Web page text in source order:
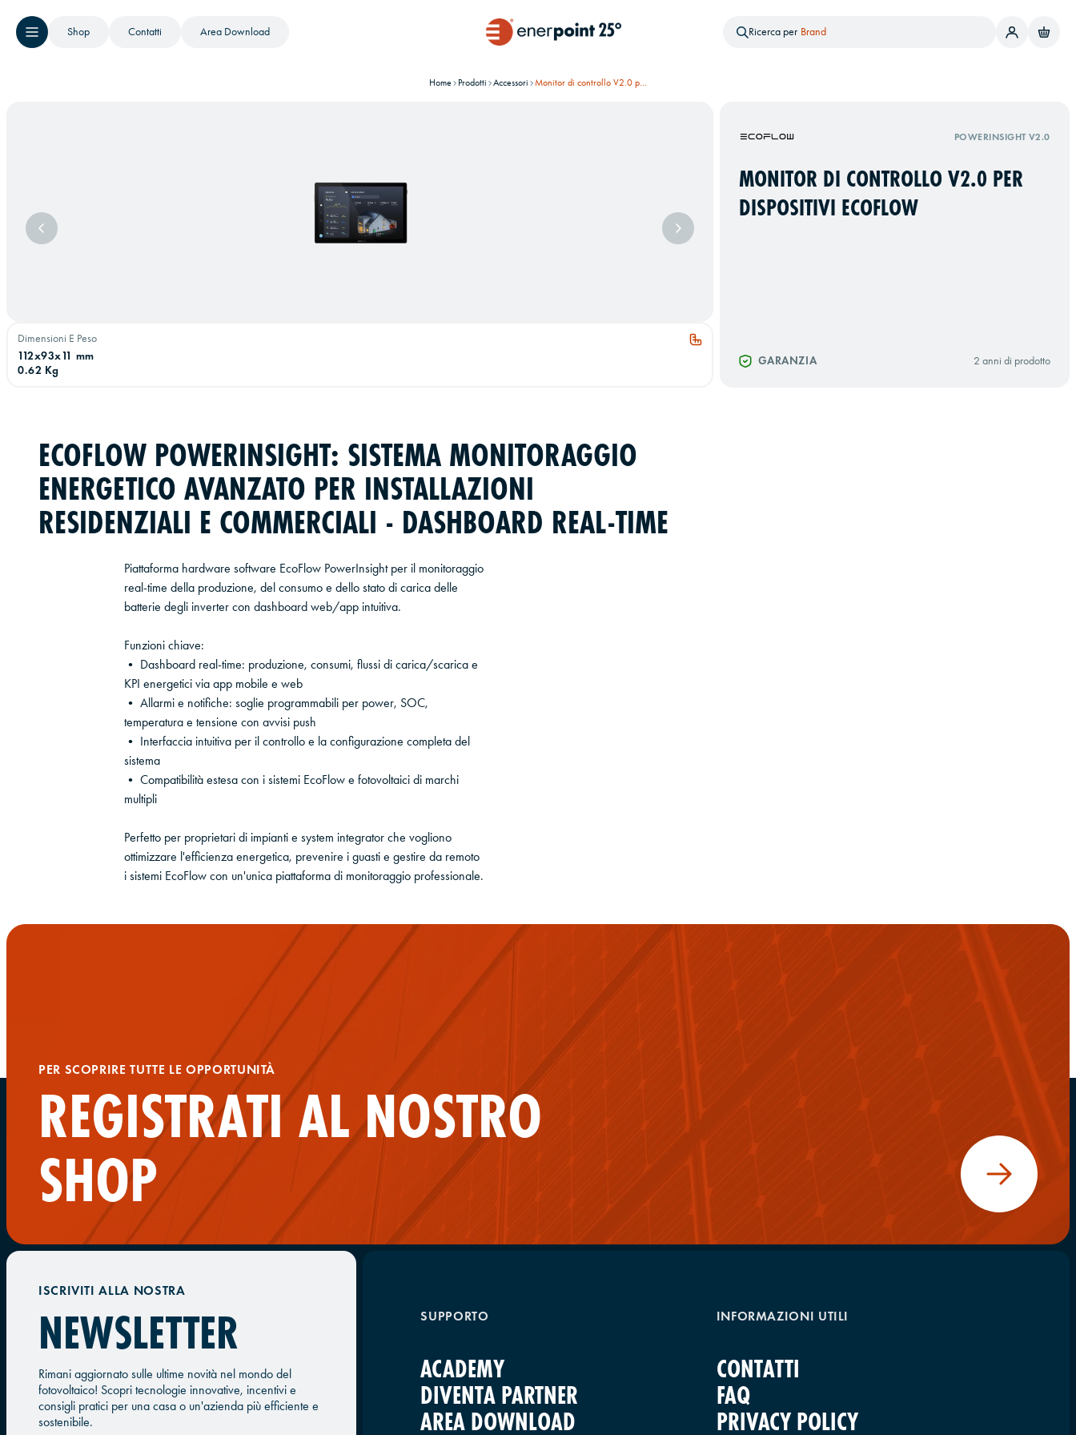
Shop Contatti Area Download Ricerca per Brand
Home Prodotti Accessori Monitor di controllo V2.0 per dispositivi EcoFlow
Immagine precedente Immagine successiva
Dimensioni E Peso
112x93x11 mm
0.62 Kg
POWERINSIGHT V2.0
MONITOR DI CONTROLLO V2.0 PER
DISPOSITIVI ECOFLOW
GARANZIA 2 anni di prodotto
ECOFLOW POWERINSIGHT: SISTEMA MONITORAGGIO
ENERGETICO AVANZATO PER INSTALLAZIONI
RESIDENZIALI E COMMERCIALI - DASHBOARD REAL-TIME
Piattaforma hardware software EcoFlow PowerInsight per il monitoraggio
real-time della produzione, del consumo e dello stato di carica delle
batterie degli inverter con dashboard web/app intuitiva.
Funzioni chiave:
• Dashboard real-time: produzione, consumi, flussi di carica/scarica e
KPI energetici via app mobile e web
• Allarmi e notifiche: soglie programmabili per power, SOC,
temperatura e tensione con avvisi push
• Interfaccia intuitiva per il controllo e la configurazione completa del
sistema
• Compatibilità estesa con i sistemi EcoFlow e fotovoltaici di marchi
multipli
Perfetto per proprietari di impianti e system integrator che vogliono
ottimizzare l'efficienza energetica, prevenire i guasti e gestire da remoto
i sistemi EcoFlow con un'unica piattaforma di monitoraggio professionale.
PER SCOPRIRE TUTTE LE OPPORTUNITÀ
REGISTRATI AL NOSTRO
SHOP
ISCRIVITI ALLA NOSTRA
NEWSLETTER
Rimani aggiornato sulle ultime novità nel mondo del
fotovoltaico! Scopri tecnologie innovative, incentivi e
consigli pratici per una casa o un'azienda più efficiente e
sostenibile.
SUPPORTO
ACADEMY
DIVENTA PARTNER
AREA DOWNLOAD
INFORMAZIONI UTILI
CONTATTI
FAQ
PRIVACY POLICY